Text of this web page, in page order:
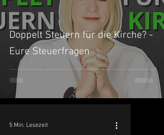
Doppelt Steuern für die Kirche? -
Eure Steuerfragen
5 Min. Lesezeit